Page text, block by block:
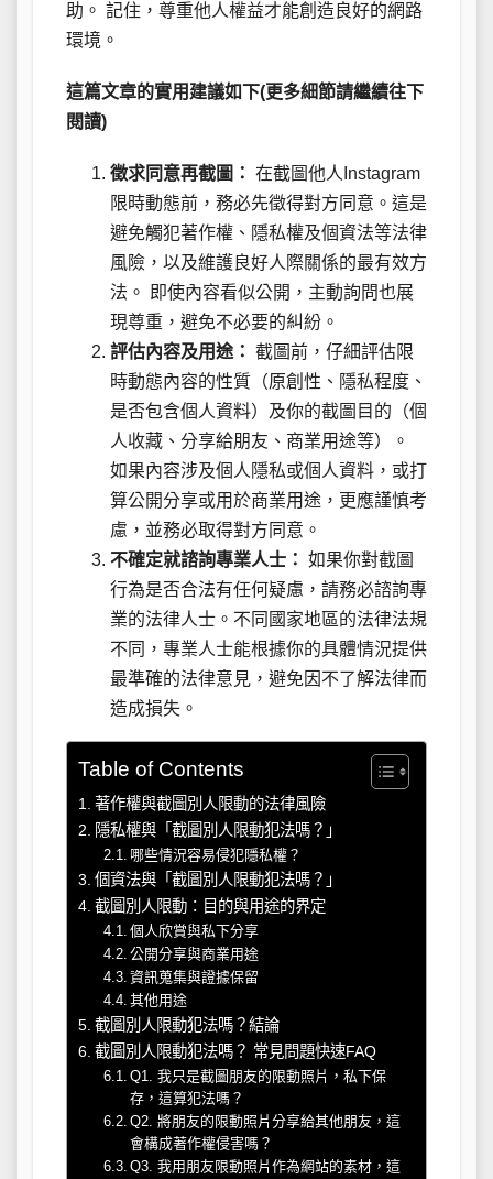
助。 記住，尊重他人權益才能創造良好的網路
環境。
這篇文章的實用建議如下(更多細節請繼續往下
閱讀)
徵求同意再截圖： 在截圖他人Instagram
限時動態前，務必先徵得對方同意。這是
避免觸犯著作權、隱私權及個資法等法律
風險，以及維護良好人際關係的最有效方
法。 即使內容看似公開，主動詢問也展
現尊重，避免不必要的糾紛。
評估內容及用途： 截圖前，仔細評估限
時動態內容的性質（原創性、隱私程度、
是否包含個人資料）及你的截圖目的（個
人收藏、分享給朋友、商業用途等）。
如果內容涉及個人隱私或個人資料，或打
算公開分享或用於商業用途，更應謹慎考
慮，並務必取得對方同意。
不確定就諮詢專業人士： 如果你對截圖
行為是否合法有任何疑慮，請務必諮詢專
業的法律人士。不同國家地區的法律法規
不同，專業人士能根據你的具體情況提供
最準確的法律意見，避免因不了解法律而
造成損失。
Table of Contents
著作權與截圖別人限動的法律風險
隱私權與「截圖別人限動犯法嗎？」
哪些情況容易侵犯隱私權？
個資法與「截圖別人限動犯法嗎？」
截圖別人限動：目的與用途的界定
個人欣賞與私下分享
公開分享與商業用途
資訊蒐集與證據保留
其他用途
截圖別人限動犯法嗎？結論
截圖別人限動犯法嗎？ 常見問題快速FAQ
Q1. 我只是截圖朋友的限動照片，私下保
存，這算犯法嗎？
Q2. 將朋友的限動照片分享給其他朋友，這
會構成著作權侵害嗎？
Q3. 我用朋友限動照片作為網站的素材，這